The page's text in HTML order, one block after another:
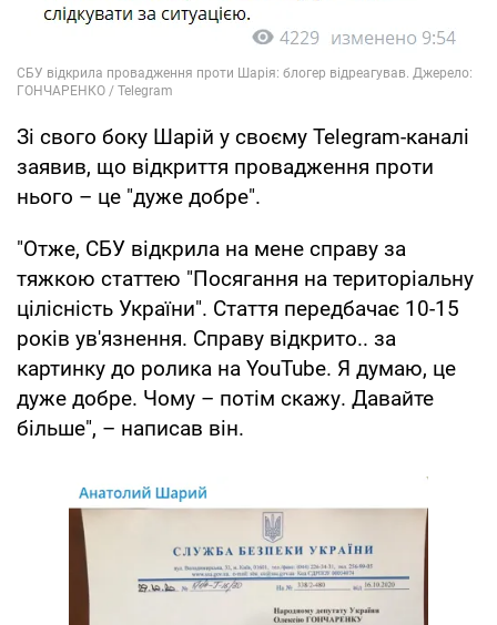
Зі свого боку Шарій у своєму Telegram-каналі
заявив, що відкриття провадження проти
нього – це "дуже добре".
"Отже, СБУ відкрила на мене справу за
тяжкою статтею "Посягання на територіальну
цілісність України". Стаття передбачає 10-15
років ув'язнення. Справу відкрито.. за
картинку до ролика на YouTube. Я думаю, це
дуже добре. Чому – потім скажу. Давайте
більше", – написав він.